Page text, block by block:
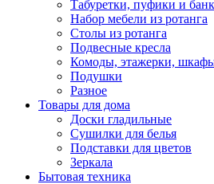
Табуретки, пуфики и
Набор мебели из ротанга
Столы из ротанга
Подвесные кресла
Комоды, этажерки,
Подушки
Разное
Товары для дома
Доски гладильные
Сушилки для белья
Подставки для цветов
Зеркала
Бытовая техника